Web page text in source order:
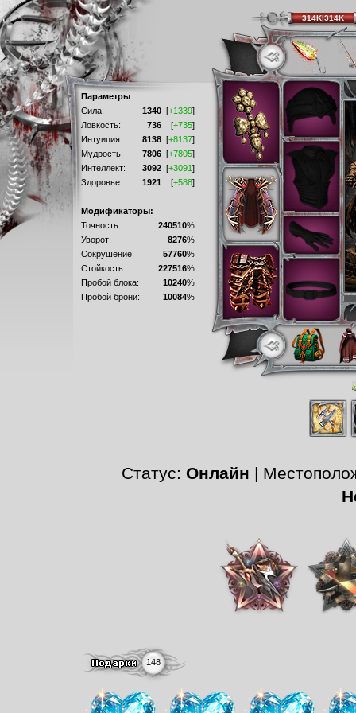
Параметры
Сила:
1340 [+1339]
Ловкость:
736 [+735]
Интуиция:
8138 [+8137]
Мудрость:
7806 [+7805]
Интеллект:
3092 [+3091]
Здоровье:
1921 [+588]
Модификаторы:
Точность:
240510%
Уворот:
8276%
Сокрушение:
57760%
Стойкость:
227516%
Пробой блока:
10240%
Пробой брони:
10084%
Статус: Онлайн |
148
314K|314K